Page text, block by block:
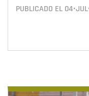
PUBLICADO EL